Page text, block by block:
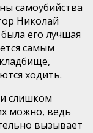
самоубийства
Николай
его лучшая
самым
ходить.
слишком
можно, ведь
вызывает